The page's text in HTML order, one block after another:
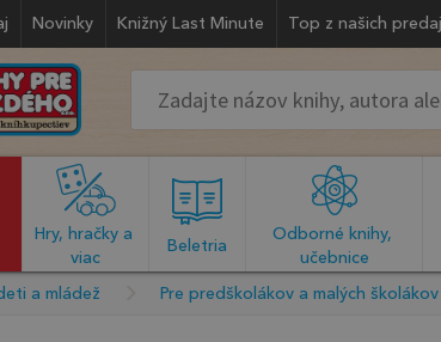
Novinky Knižný Last Minute Top z našich
Hry, hračky a
viac
Beletria
Odborné knihy,
učebnice
a mládež Pre predškolákov a malých školákov